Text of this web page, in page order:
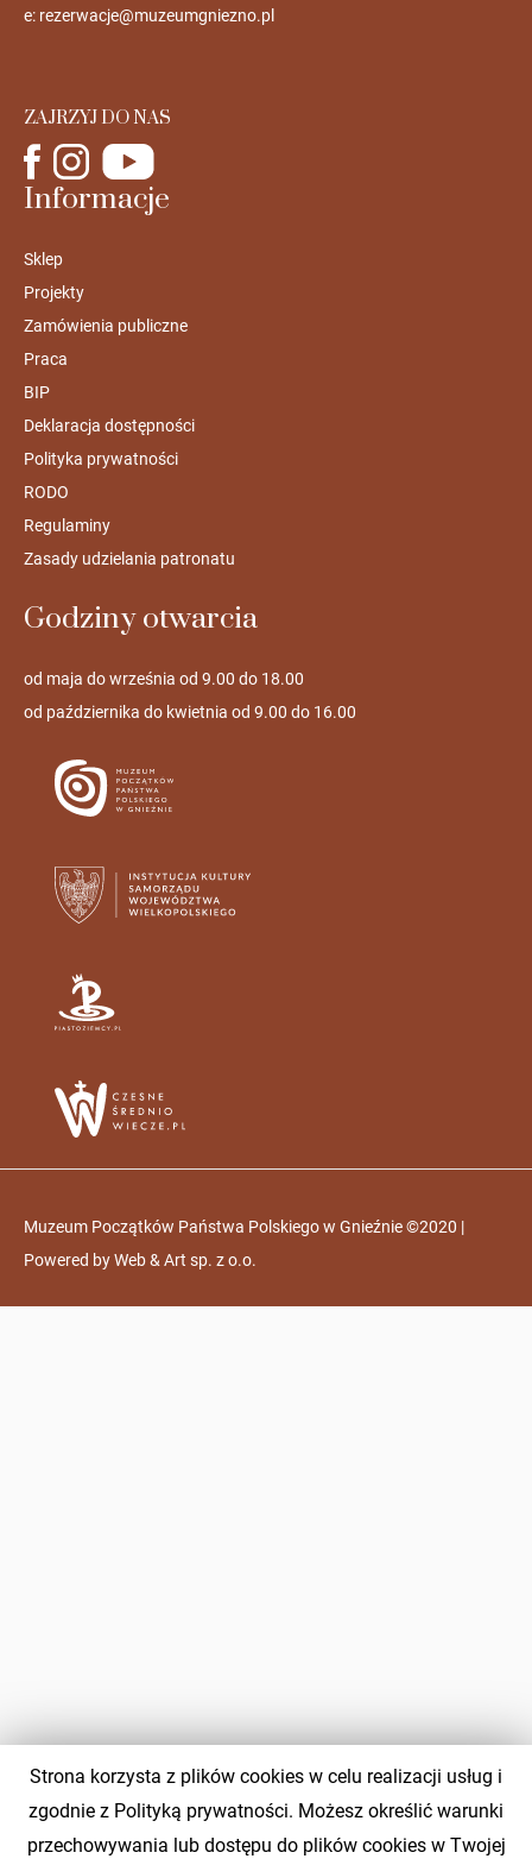
e: rezerwacje@muzeumgniezno.pl
ZAJRZYJ DO NAS
Informacje
Sklep
Projekty
Zamówienia publiczne
Praca
BIP
Deklaracja dostępności
Polityka prywatności
RODO
Regulaminy
Zasady udzielania patronatu
Godziny otwarcia
od maja do września od 9.00 do 18.00
od października do kwietnia od 9.00 do 16.00
Muzeum Początków Państwa Polskiego w Gnieźnie ©2020 |
Powered byWeb & Art sp. z o.o.
Strona korzysta z plików cookies w celu realizacji usług i
zgodnie z Polityką prywatności. Możesz określić warunki
przechowywania lub dostępu do plików cookies w Twojej